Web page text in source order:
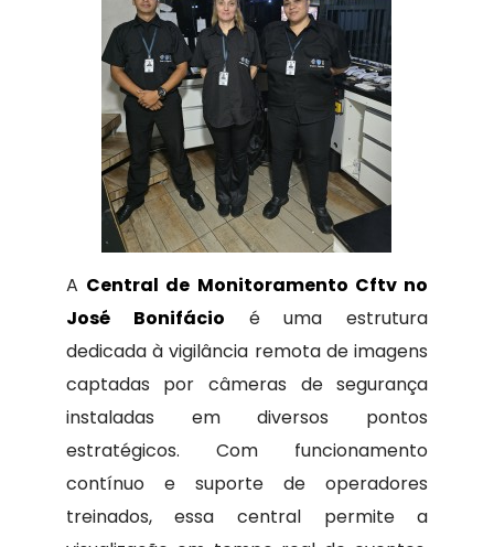
A Central de Monitoramento Cftv no
José Bonifácio é uma estrutura
dedicada à vigilância remota de imagens
captadas por câmeras de segurança
instaladas em diversos pontos
estratégicos. Com funcionamento
contínuo e suporte de operadores
treinados, essa central permite a